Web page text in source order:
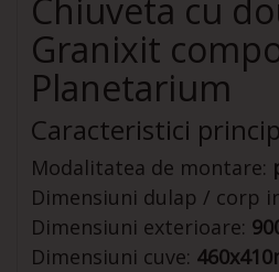
Chiuveta cu
Granixit
Planetarium
Caracteristici
Modalitatea de montare:
Dimensiuni dulap / corp
Dimensiuni exterioare:
Dimensiuni cuve: